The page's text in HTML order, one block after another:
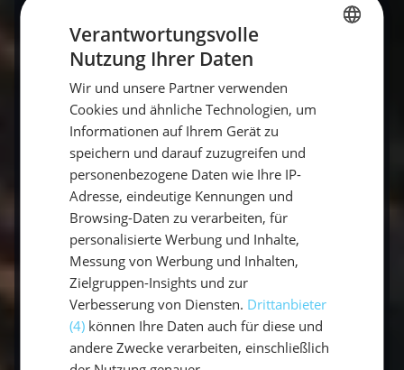
von Praslin. Der Blick auf die Wellen, die zum
Strand laufen, ist zu jeder Reisezeit schön.
Palmen und Takamaka-Bäume sind auf beiden
Seiten der Bucht zwischen Granitfelsen. Der
Indische Ozean und die Inseln der Seychellen
sind ein Paradies mit den schönsten Fotospots.
Hier könnt ihr romantische Sonnenaufgänge
und Sonnenuntergänge erleben. Anse Lazio
hat warmes Wasser zum Baden und Ihr könnt
die Sonne genießen. Wunderschöne Palmen
und die üppige Natur sind sehenswert. Die
wunderschöne Aussicht auf eine Insel oder der
Blick auf das Meer ist Erholung pur. Ein
Segeltörn zur besten Reisezeit ist
empfehlenswert und bleibt unvergesslich.
Jeder Tag ist hier herrlich zum Segeln an der
Verantwortungsvolle
Nutzung Ihrer Daten
Wir und unsere Partner verwenden
Cookies und ähnliche Technologien, um
Informationen auf Ihrem Gerät zu
speichern und darauf zuzugreifen und
personenbezogene Daten wie Ihre IP-
Adresse, eindeutige Kennungen und
Browsing-Daten zu verarbeiten, für
personalisierte Werbung und Inhalte,
Messung von Werbung und Inhalten,
Zielgruppen-Insights und zur
Verbesserung von Diensten. Drittanbieter
(4) können Ihre Daten auch für diese und
andere Zwecke verarbeiten, einschließlich